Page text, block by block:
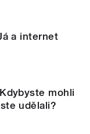
a internet
mohli
udělali?